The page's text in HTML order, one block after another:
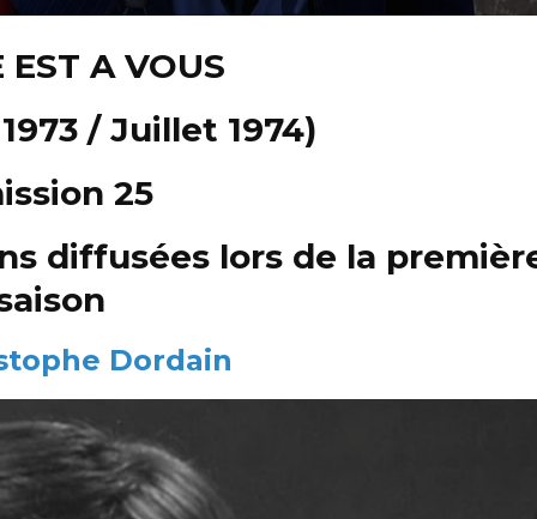
EST A VOUS
/ Juillet 1974)
25
diffusées lors de la
Dordain